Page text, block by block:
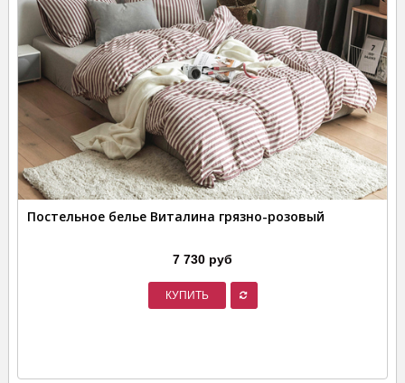
Постельное белье Виталина грязно-розовый
7 730 руб
КУПИТЬ